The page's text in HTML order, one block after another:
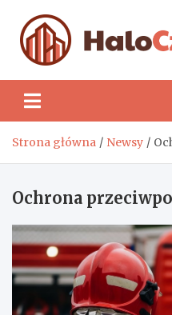
content
Strona główna Newsy
Ochrona